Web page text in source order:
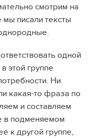
смотрим на
мы писали тексты
одной
этой группе
Ни
какая-то фраза по
и составляем
в подменяемом
к другой группе,